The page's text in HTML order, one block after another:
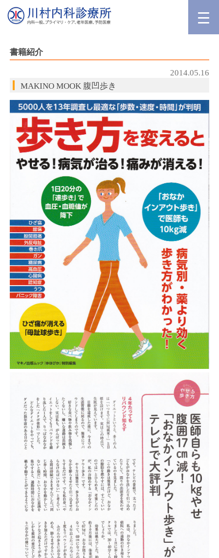
書籍紹介
2014.05.16
MAKINO MOOK 腹凹歩き